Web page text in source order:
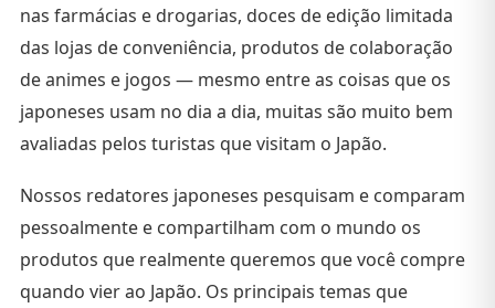
nas farmácias e drogarias, doces de edição limitada
das lojas de conveniência, produtos de colaboração
de animes e jogos — mesmo entre as coisas que os
japoneses usam no dia a dia, muitas são muito bem
avaliadas pelos turistas que visitam o Japão.
Nossos redatores japoneses pesquisam e comparam
pessoalmente e compartilham com o mundo os
produtos que realmente queremos que você compre
quando vier ao Japão. Os principais temas que